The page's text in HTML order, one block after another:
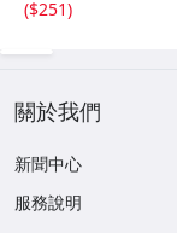
5mm シルバー 2
($251)
關於我們
新聞中心
服務說明